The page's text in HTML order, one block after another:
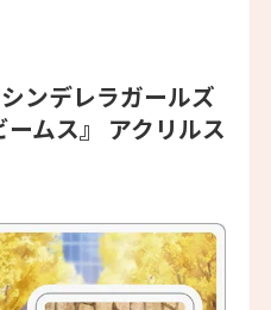
ンデレラガールズ
ムス』 アクリルス